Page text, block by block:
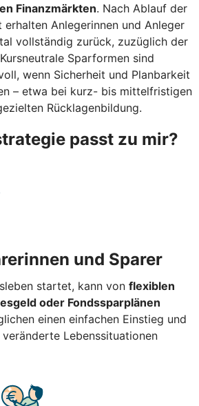
Finanzmärkten. Nach Ablauf der
Anlegerinnen und Anleger
vollständig zurück, zuzüglich der
Sparformen sind
wenn Sicherheit und Planbarkeit
– etwa bei kurz- bis mittelfristigen
Rücklagenbildung.
passt zu mir?
und Sparer
startet, kann von flexiblen
oder Fondssparplänen
einen einfachen Einstieg und
Lebenssituationen